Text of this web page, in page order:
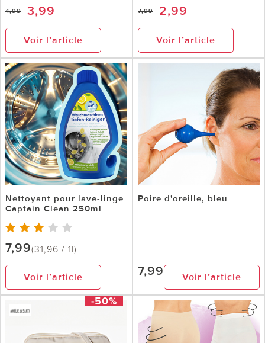
4,99 3,99
Voir l’article
7,99 2,99
Voir l’article
Nettoyant pour lave-linge
Captain Clean 250ml
7,99(31,96 / 1l)
Voir l’article
Poire d'oreille, bleu
7,99 Voir l’article
-50%